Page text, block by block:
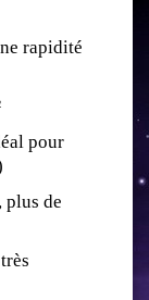
rapidité
pour
plus de